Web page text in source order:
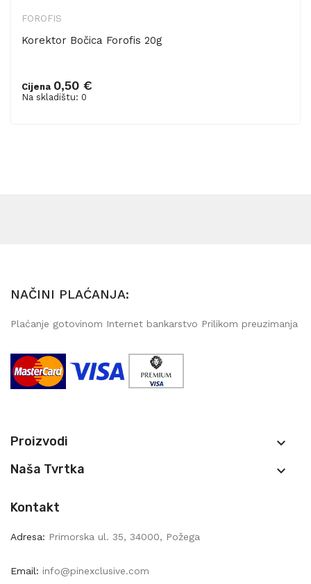
FOROFIS
Korektor Bočica Forofis 20g
Cijena 0,50 €
Na skladištu: 0
NAČINI PLAĆANJA:
Plaćanje gotovinom Internet bankarstvo Prilikom preuzimanja
Proizvodi 
Naša Tvrtka 
Kontakt
Adresa: Primorska ul. 35, 34000, Požega
Email: info@pinexclusive.com